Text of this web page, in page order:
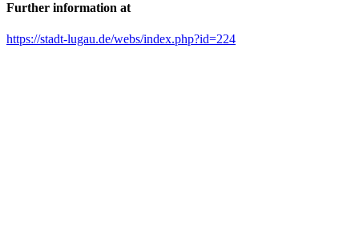
Further information at
https://stadt-lugau.de/webs/index.php?id=224